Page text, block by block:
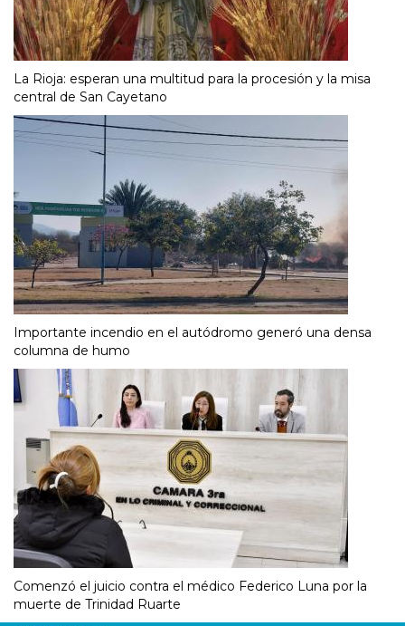
La Rioja: esperan una multitud para la procesión y la misa
central de San Cayetano
Importante incendio en el autódromo generó una densa
columna de humo
Comenzó el juicio contra el médico Federico Luna por la
muerte de Trinidad Ruarte